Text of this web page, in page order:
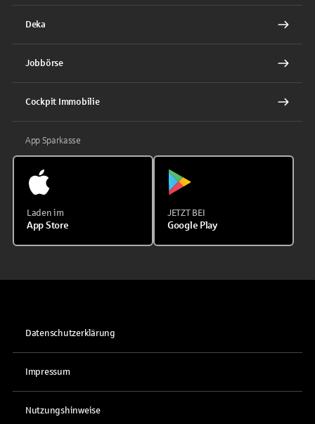
Deka
Jobbörse
Cockpit Immobilie
App Sparkasse
Laden im
App Store
JETZT BEI
Google Play
Datenschutzerklärung
Impressum
Nutzungshinweise